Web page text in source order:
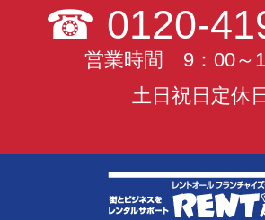
☎ 0120-
営業時間 9：00～
土日祝日定休